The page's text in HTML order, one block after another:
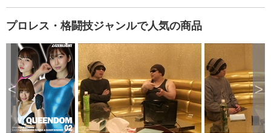
プロレス・格闘技ジャンルで人気の商品
< >